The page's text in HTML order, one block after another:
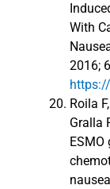
With
2016;
Roila
Gralla